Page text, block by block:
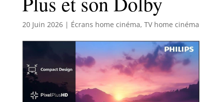
20 Juin 2026| Écrans home cinéma, TV home cinéma